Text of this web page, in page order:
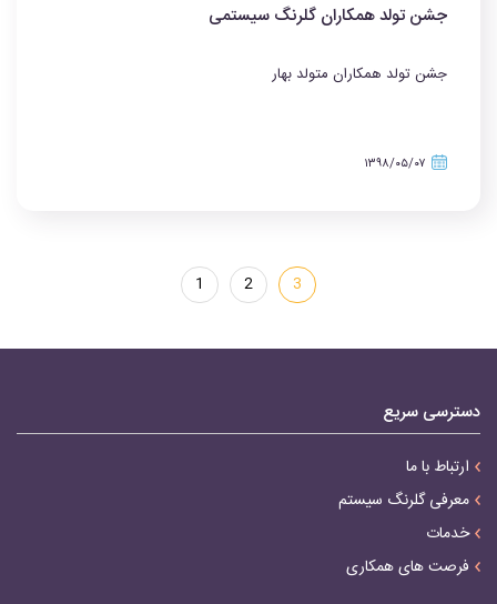
جشن تولد همکاران گلرنگ سیستمی
جشن تولد همکاران متولد بهار
۱۳۹۸/۰۵/۰۷
1 2 3
دسترسی سریع
ارتباط با ما
معرفی گلرنگ سیستم
خدمات
فرصت های همکاری